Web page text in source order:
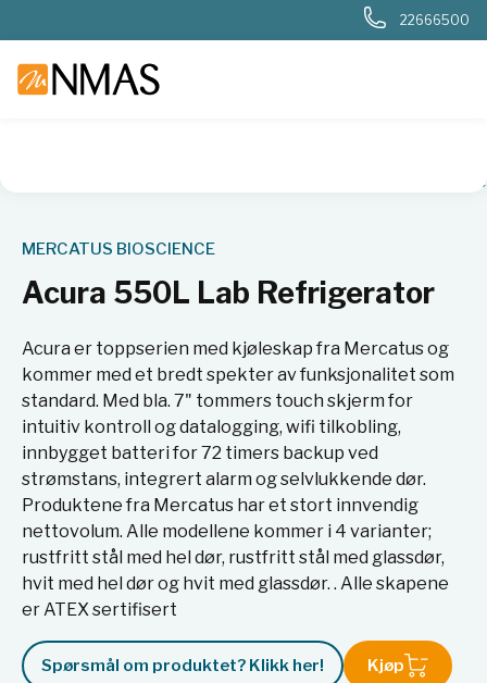
22666500
MERCATUS BIOSCIENCE
Acura 550L Lab Refrigerator
Acura er toppserien med kjøleskap fra Mercatus og
kommer med et bredt spekter av funksjonalitet som
standard. Med bla. 7" tommers touch skjerm for
intuitiv kontroll og datalogging, wifi tilkobling,
innbygget batteri for 72 timers backup ved
strømstans, integrert alarm og selvlukkende dør.
Produktene fra Mercatus har et stort innvendig
nettovolum. Alle modellene kommer i 4 varianter;
rustfritt stål med hel dør, rustfritt stål med glassdør,
hvit med hel dør og hvit med glassdør. . Alle skapene
er ATEX sertifisert
Spørsmål om produktet? Klikk her! Kjøp